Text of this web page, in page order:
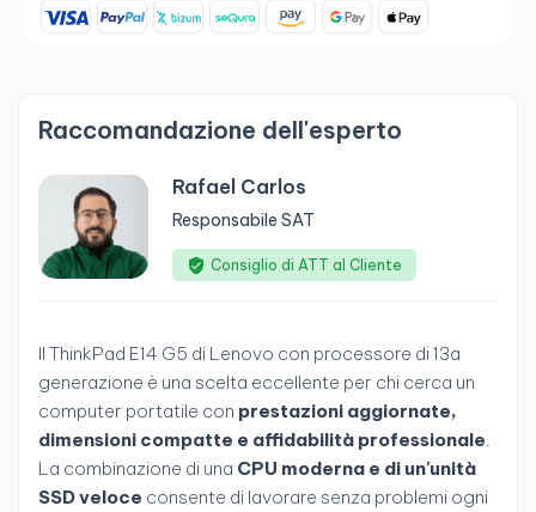
Raccomandazione dell'esperto
Rafael Carlos
Responsabile SAT
Consiglio di ATT al Cliente
Il ThinkPad E14 G5 di Lenovo con processore di 13a
generazione è una scelta eccellente per chi cerca un
computer portatile con prestazioni aggiornate,
dimensioni compatte e affidabilità professionale.
La combinazione di una CPU moderna e di un'unità
SSD veloce consente di lavorare senza problemi ogni